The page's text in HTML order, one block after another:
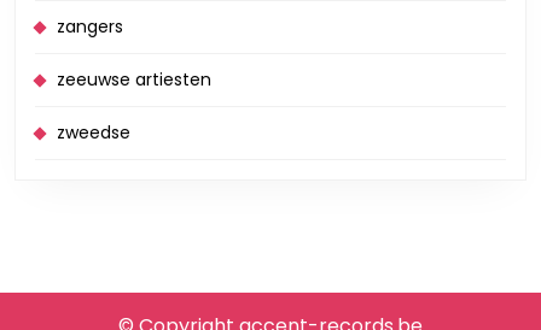
zangers
zeeuwse artiesten
zweedse